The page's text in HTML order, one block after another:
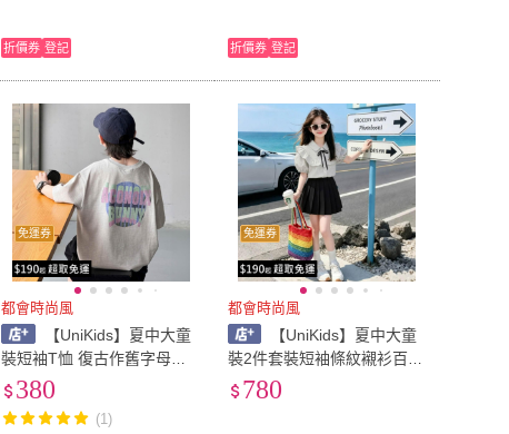
折價券 登記 折價券 登記
免運券
都會時尚風
【UniKids】夏中大童
裝短袖T恤 復古作舊字母上
衣 男大童裝 VP8222(圖片
380
(1)
免運券
都會時尚風
【UniKids】夏中大童
裝2件套裝短袖條紋襯衫百褶
短裙JK風 女大童裝 VPDH-G
780